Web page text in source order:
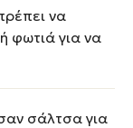
να
φωτιά για να
σάλτσα για